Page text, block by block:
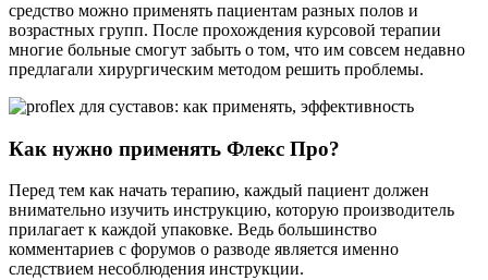
средство можно применять пациентам разных полов и
возрастных групп. После прохождения курсовой терапии
многие больные смогут забыть о том, что им совсем недавно
предлагали хирургическим методом решить проблемы.
Как нужно применять Флекс Про?
Перед тем как начать терапию, каждый пациент должен
внимательно изучить инструкцию, которую производитель
прилагает к каждой упаковке. Ведь большинство
комментариев с форумов о разводе является именно
следствием несоблюдения инструкции.